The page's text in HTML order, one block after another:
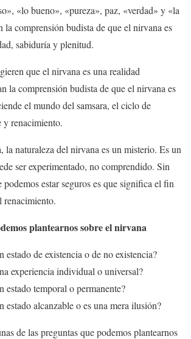
«lo bueno», «pureza», paz, «verdad» y «la
comprensión budista de que el nirvana es
sabiduría y plenitud.
que el nirvana es una realidad
la comprensión budista de que el nirvana es
el mundo del samsara, el ciclo de
y renacimiento.
la naturaleza del nirvana es un misterio. Es un
ser experimentado, no comprendido. Sin
estar seguros es que significa el fin
plantearnos sobre el nirvana
estado de existencia o de no existencia?
experiencia individual o universal?
estado temporal o permanente?
estado alcanzable o es una mera ilusión?
de las preguntas que podemos plantearnos